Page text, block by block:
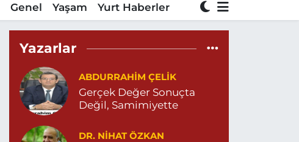
Genel Yaşam Yurt Haberler
Yazarlar
ABDURRAHIM ÇELİK
Gerçek Değer Sonuçta
Değil, Samimiyette
DR. NIHAT ÖZKAN